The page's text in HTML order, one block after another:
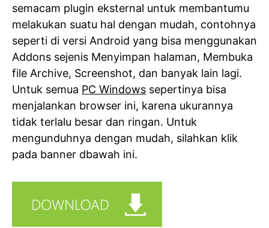
semacam plugin eksternal untuk membantumu
melakukan suatu hal dengan mudah, contohnya
seperti di versi Android yang bisa menggunakan
Addons sejenis Menyimpan halaman, Membuka
file Archive, Screenshot, dan banyak lain lagi.
Untuk semua PC Windows sepertinya bisa
menjalankan browser ini, karena ukurannya
tidak terlalu besar dan ringan. Untuk
mengunduhnya dengan mudah, silahkan klik
pada banner dbawah ini.